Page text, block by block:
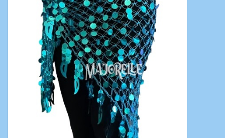
Bauchtanzkostüme
Tribal dance
Catsuits / Saidi & Hagalla